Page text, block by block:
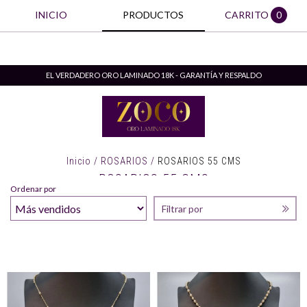
INICIO PRODUCTOS CARRITO 0
EL VERDADERO ORO LAMINADO 18K - GARANTÍA Y RESPALDO
Inicio / ROSARIOS / ROSARIOS 55 CMS
ROSARIOS 55 CMS
Ordenar por
Filtrar por